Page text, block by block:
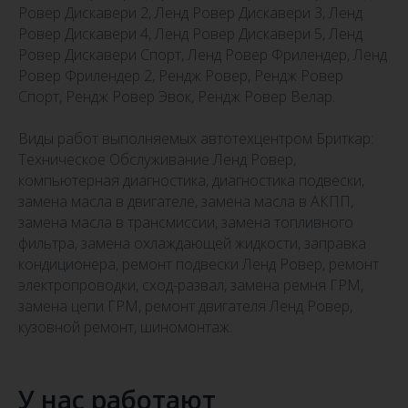
Ровер Дискавери 2, Ленд Ровер Дискавери 3, Ленд
Ровер Дискавери 4, Ленд Ровер Дискавери 5, Ленд
Ровер Дискавери Спорт, Ленд Ровер Фрилендер, Ленд
Ровер Фрилендер 2, Рендж Ровер, Рендж Ровер
Спорт, Рендж Ровер Эвок, Рендж Ровер Велар.
Виды работ выполняемых автотехцентром Бриткар:
Техническое Обслуживание Ленд Ровер,
компьютерная диагностика, диагностика подвески,
замена масла в двигателе, замена масла в АКПП,
замена масла в трансмиссии, замена топливного
фильтра, замена охлаждающей жидкости, заправка
кондиционера, ремонт подвески Ленд Ровер, ремонт
электропроводки, сход-развал, замена ремня ГРМ,
замена цепи ГРМ, ремонт двигателя Ленд Ровер,
кузовной ремонт, шиномонтаж.
У нас работают